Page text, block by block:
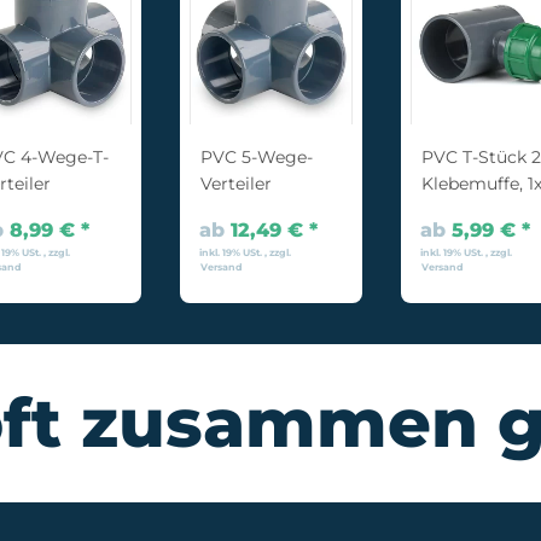
4-Wege-T-
8,99 € *
USt. , zzgl.
PVC 5-Wege-
Verteiler
ab 12,49 € *
inkl. 19% USt. , zzgl.
Versand
PVC T-Stück
Klebemuffe, 1x
ab 5,99 € *
inkl. 19% USt. , zzgl.
Versand
zusammen